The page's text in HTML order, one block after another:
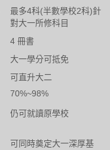
最多4科(半數學校2科)針
對大一所修科目
4 冊書
大一學分可抵免
可直升大二
70%~98%
仍可就讀原學校
可同時奠定大一深厚基